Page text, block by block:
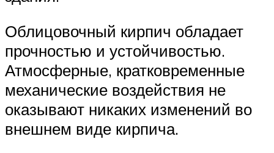
Облицовочный кирпич обладает
прочностью и устойчивостью.
Атмосферные, кратковременные
механические воздействия не
оказывают никаких изменений во
внешнем виде кирпича.